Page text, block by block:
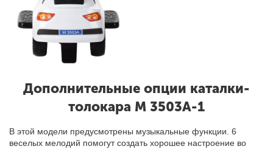
Дополнительные опции каталки-
толокара M 3503A-1
В этой модели предусмотрены музыкальные функции .6
веселых мелодий помогут создать хорошее настроение во